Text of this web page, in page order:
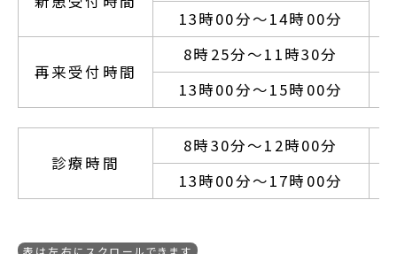
13時00分～14時00分
再来受付時間
8時25分～11時30分
13時00分～15時00分
診療時間
8時30分～12時00分
13時00分～17時00分